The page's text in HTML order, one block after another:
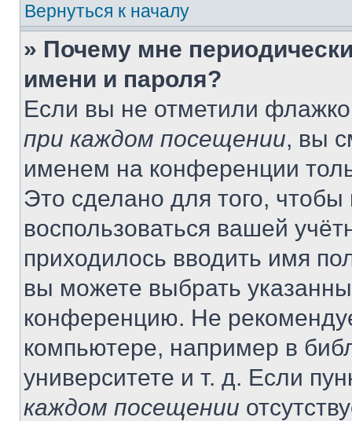
Вернуться к началу
» Почему мне
имени и пароля?
Если вы не отметили
при каждом посещении, вы
именем на конференции
Это сделано для того, чтобы
воспользоваться вашей
приходилось вводить имя
вы можете выбрать
конференцию. Не
компьютере, например в
университете и т. д. Если
каждом посещении